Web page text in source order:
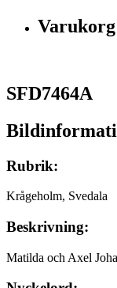
Varukorg
SFD7464A
Rubrik:
Krågeholm, Svedala
Beskrivning:
Matilda och Axel